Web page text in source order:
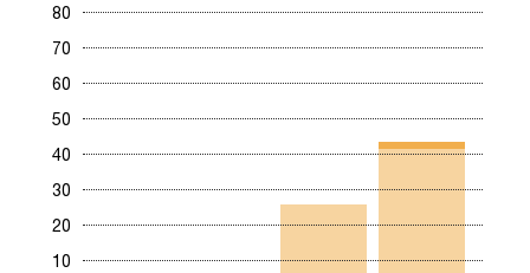
80
70
60
50
40
30
20
10